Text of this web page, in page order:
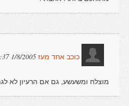
כוכב אחד מעז 1/8/2005 17:49:37
מוצלח ומשעשע, גם אם הרעיון לא